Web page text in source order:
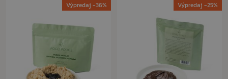
Výpredaj -36% Výpredaj -25%